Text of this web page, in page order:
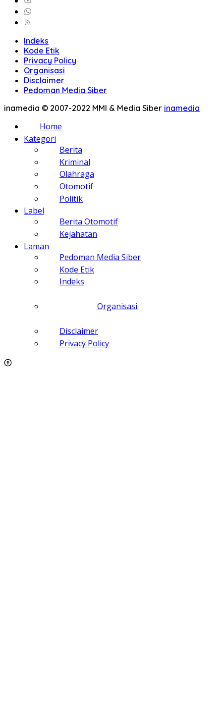
Indeks
Kode Etik
Privacy Policy
Organisasi
Disclaimer
Pedoman Media Siber
inamedia © 2007-2022 MMI & Media Siber inamedia
Home
Kategori
Berita
Kriminal
Olahraga
Otomotif
Politik
Label
Berita Otomotif
Kejahatan
Laman
Pedoman Media Siber
Kode Etik
Indeks
Organisasi
Disclaimer
Privacy Policy